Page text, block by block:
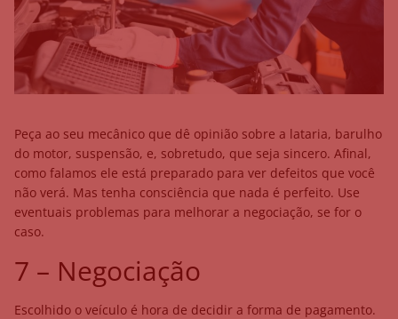
Peça ao seu mecânico que dê opinião sobre a lataria, barulho
do motor, suspensão, e, sobretudo, que seja sincero. Afinal,
como falamos ele está preparado para ver defeitos que você
não verá. Mas tenha consciência que nada é perfeito. Use
eventuais problemas para melhorar a negociação, se for o
caso.
7 – Negociação
Escolhido o veículo é hora de decidir a forma de pagamento.